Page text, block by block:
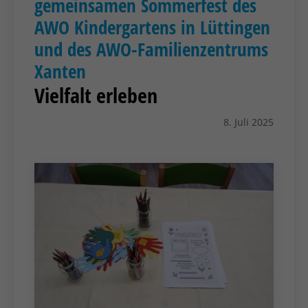
AWO Kindergartens in Lüttingen
und des AWO-Familienzentrums
Xanten
Vielfalt erleben
8. Juli 2025